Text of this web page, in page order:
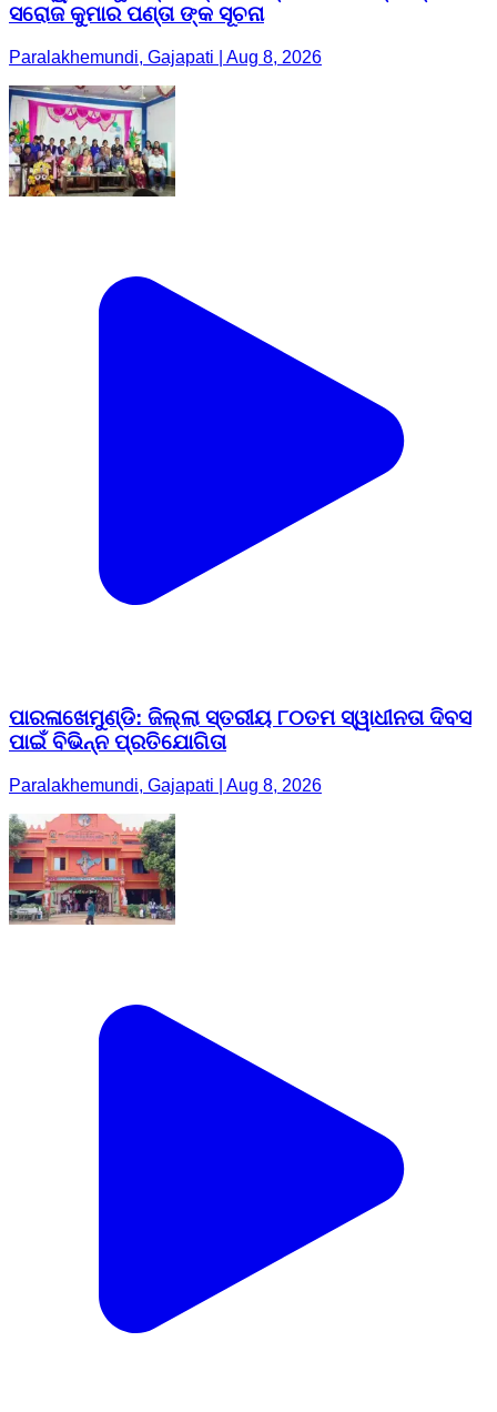
ସରୋଜ କୁମାର ପଣ୍ତା ଙ୍କ ସୂଚନା
Paralakhemundi, Gajapati | Aug 8, 2026
ପାରଳାଖେମୁଣ୍ଡି: ଜିଲ୍ଲା ସ୍ତରୀୟ ୮୦ତମ ସ୍ୱାଧୀନତା ଦିବସ
ପାଇଁ ବିଭିନ୍ନ ପ୍ରତିଯୋଗିତା
Paralakhemundi, Gajapati | Aug 8, 2026